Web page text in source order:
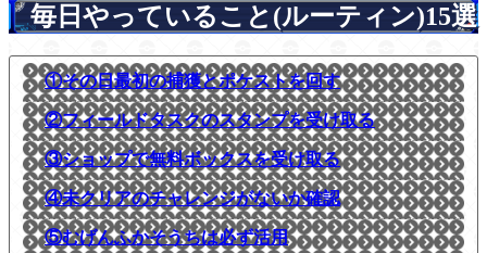
毎日やっていること(ルーティン)15選
①その日最初の捕獲とポケストを回す
②フィールドタスクのスタンプを受け取る
③ショップで無料ボックスを受け取る
④未クリアのチャレンジがないか確認
⑤むげんふかそうちは必ず活用